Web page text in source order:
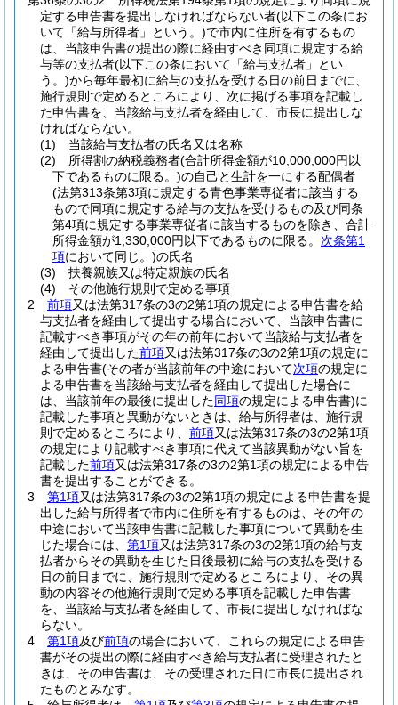
定する申告書を提出しなければならない者(以下この条にお
いて「給与所得者」という。)で市内に住所を有するもの
は、当該申告書の提出の際に経由すべき同項に規定する給
与等の支払者(以下この条において「給与支払者」とい
う。)から毎年最初に給与の支払を受ける日の前日までに、
施行規則で定めるところにより、次に掲げる事項を記載し
た申告書を、当該給与支払者を経由して、市長に提出しな
ければならない。
(1)
当該給与支払者の氏名又は名称
(2)
所得割の納税義務者(合計所得金額が10,000,000円以
下であるものに限る。)の自己と生計を一にする配偶者
(法第313条第3項に規定する青色事業専従者に該当する
もので同項に規定する給与の支払を受けるもの及び同条
第4項に規定する事業専従者に該当するものを除き、合計
所得金額が1,330,000円以下であるものに限る。 次条第1
項において同じ。)の氏名
(3)
扶養親族又は特定親族の氏名
(4)
その他施行規則で定める事項
2
前項又は法第317条の3の2第1項の規定による申告書を給
与支払者を経由して提出する場合において、当該申告書に
記載すべき事項がその年の前年において当該給与支払者を
経由して提出した前項又は法第317条の3の2第1項の規定に
よる申告書(その者が当該前年の中途において次項の規定に
よる申告書を当該給与支払者を経由して提出した場合に
は、当該前年の最後に提出した同項の規定による申告書)に
記載した事項と異動がないときは、給与所得者は、施行規
則で定めるところにより、 前項又は法第317条の3の2第1項
の規定により記載すべき事項に代えて当該異動がない旨を
記載した前項又は法第317条の3の2第1項の規定による申告
書を提出することができる。
3
第1項又は法第317条の3の2第1項の規定による申告書を提
出した給与所得者で市内に住所を有するものは、その年の
中途において当該申告書に記載した事項について異動を生
じた場合には、 第1項又は法第317条の3の2第1項の給与支
払者からその異動を生じた日後最初に給与の支払を受ける
日の前日までに、施行規則で定めるところにより、その異
動の内容その他施行規則で定める事項を記載した申告書
を、当該給与支払者を経由して、市長に提出しなければな
らない。
4
第1項及び前項の場合において、これらの規定による申告
書がその提出の際に経由すべき給与支払者に受理されたと
きは、その申告書は、その受理された日に市長に提出され
たものとみなす。